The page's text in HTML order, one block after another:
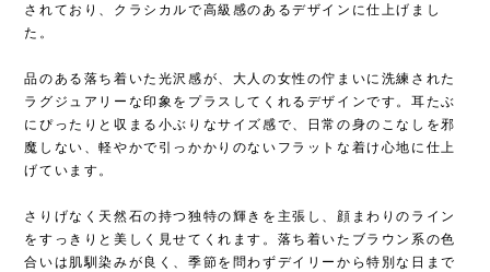
されており、クラシカルで高級感のあるデザインに仕上げまし
た。
品のある落ち着いた光沢感が、大人の女性の佇まいに洗練された
ラグジュアリーな印象をプラスしてくれるデザインです。耳たぶ
にぴったりと収まる小ぶりなサイズ感で、日常の身のこなしを邪
魔しない、軽やかで引っかかりのないフラットな着け心地に仕上
げています。
さりげなく天然石の持つ独特の輝きを主張し、顔まわりのライン
をすっきりと美しく見せてくれます。落ち着いたブラウン系の色
合いは肌馴染みが良く、季節を問わずデイリーから特別な日まで